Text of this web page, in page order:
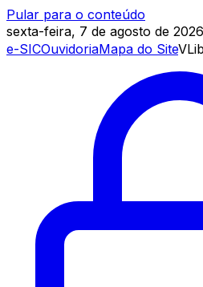
Pular para o conteúdo
sexta-feira, 7 de agosto de 2026
e-SICOuvidoriaMapa do Site